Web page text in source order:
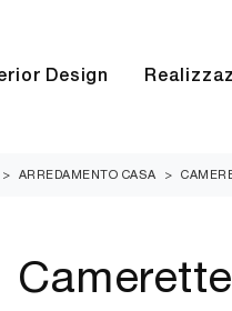
Design
> ARREDAMENTO CASA >